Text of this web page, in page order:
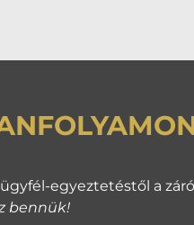
egyeztetéstől a
bennük!